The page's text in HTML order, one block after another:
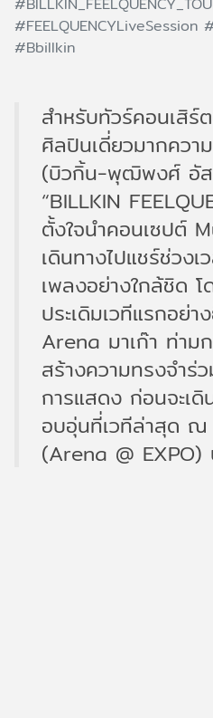
#FEELQUENCYLiveSession
#Bbillkin
สำหรับทัวร์คอนเสิร์
ศิลปินเดี่ยวมากควา
(บิวกิ้น-พุฒิพงศ์ อั
“BILLKIN
ตั้งใจนำคอนเซปต์
เดินทางไปแชร์ช่วง
เพลงอย่างใกล้ชิด โ
ประเดิมเวทีแรกอ
Arena มาเก๊า ท่าม
สร้างความทรงจำ
การแสดง ก่อนจะเ
อบอุ่นที่เวทีล่าสุด ณ
(Arena @ EXPO)